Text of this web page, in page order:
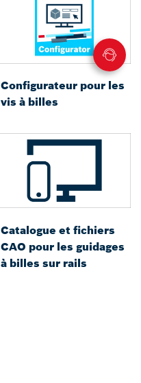
Configurateur pour les
vis à billes
Catalogue et fichiers
CAO pour les guidages
à billes sur rails